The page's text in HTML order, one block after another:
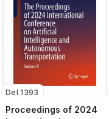
Del 1393
Proceedings of 2024